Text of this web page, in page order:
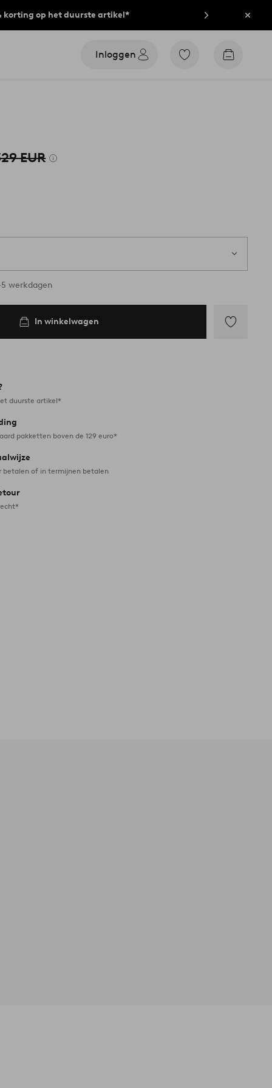
korting op het duurste artikel*
Inloggen
Ga
Go
EUR
werkdagen
In winkelwagen
duurste artikel*
pakketten boven de 129 euro*
betalen of in termijnen betalen